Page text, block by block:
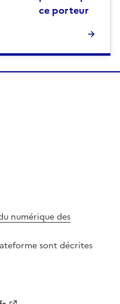
ce porteur
numérique des
sont décrites